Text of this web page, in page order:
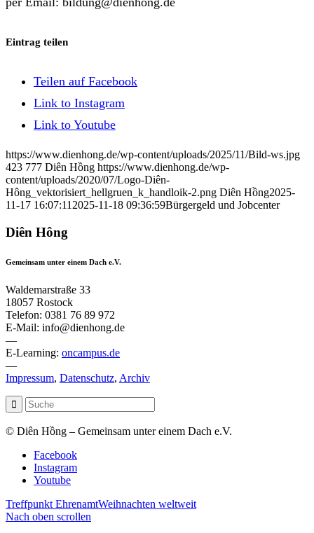
Eintrag teilen
Teilen auf Facebook
Link to Instagram
Link to Youtube
https://www.dienhong.de/wp-content/uploads/2025/11/Bild-ws.jpg
423 777 Diên Hồng https://www.dienhong.de/wp-
content/uploads/2020/07/Logo-Diên-
Hông_vektorisiert_hellgruen_k_handloik-2.png Diên Hồng2025-
11-17 16:07:11 2025-11-18 09:36:59Bürgergeld und Jobcenter
Diên Hông
Gemeinsam unter einem Dach e.V.
Waldemarstraße 33
18057 Rostock
Telefon: 0381 76 89 972
E-Mail: info@dienhong.de
—
E-Learning: oncampus.de
—
Impressum, Datenschutz, Archiv
© Diên Hồng – Gemeinsam unter einem Dach e.V.
Facebook
Instagram
Youtube
Treffpunkt EhrenamtWeihnachten weltweit
Nach oben scrollen